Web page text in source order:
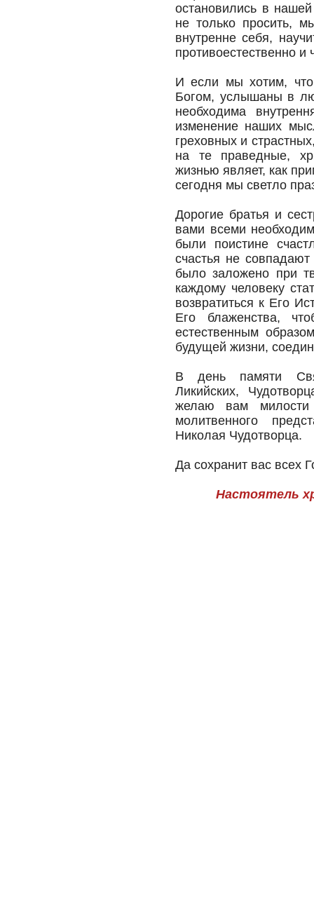
остановились в
не только просить,
внутренне себя,
противоестественно и
И если мы хотим,
Богом, услышаны в
необходима
изменение наших
греховных и
на те праведные,
жизнью являет, как
сегодня мы светло
Дорогие братья и
вами всеми
были поистине
счастья не
было заложено при
каждому человеку
возвратиться к Его
Его блаженства,
естественным
будущей жизни,
В день памяти
Ликийских,
желаю вам
молитвенного
Николая Чудотворца.
Да сохранит вас
Настоятель